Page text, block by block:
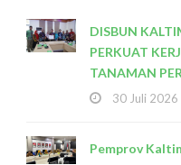
DISBUN
PERKUAT
TANAMAN
30 Juli 2026
Pemprov